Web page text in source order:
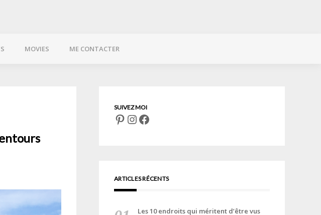
MOVIES ME CONTACTER
Pinterest
Instagram
Facebook
ARTICLES RÉCENTS
Les 10 endroits qui méritent d’être vus